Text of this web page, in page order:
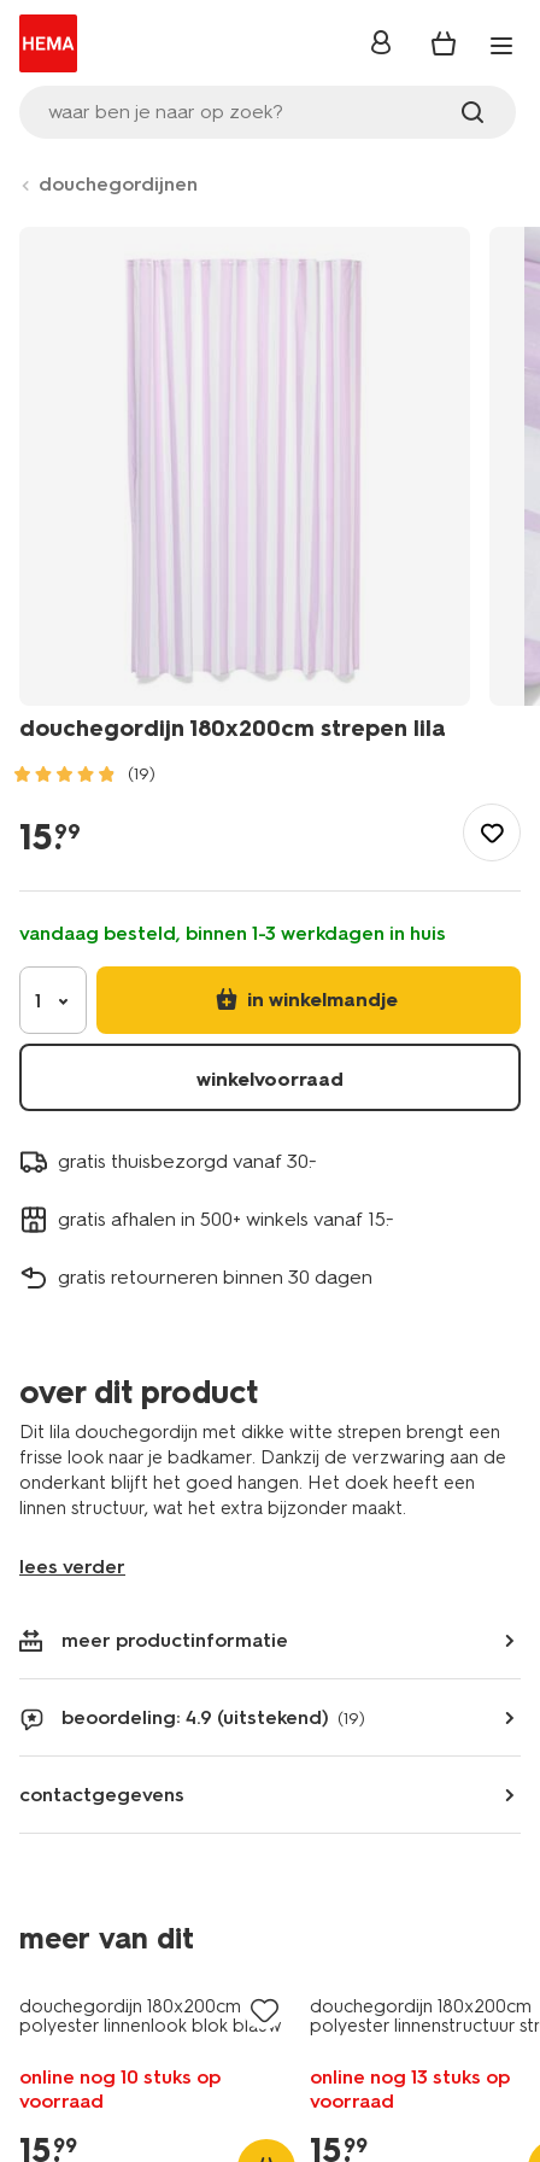
waar ben je naar op zoek?
inloggen
douchegordijnen
douchegordijn 180x200cm strepen lila
(19)
slapen/badkamer/badkamer-
accessoires/douchegordijnen/douchegordijn-
strepen-
-80330058.html
15.
99
vandaag besteld, binnen 1-3 werkdagen in huis
1 in winkelmandje
winkelvoorraad
gratis thuisbezorgd vanaf 30.-
gratis afhalen in 500+ winkels vanaf 15.-
gratis retourneren binnen 30 dagen
over dit product
Dit lila douchegordijn met dikke witte strepen brengt een
frisse look naar je badkamer. Dankzij de verzwaring aan de
onderkant blijft het goed hangen. Het doek heeft een
linnen structuur, wat het extra bijzonder maakt.
lees verder
meer productinformatie
beoordeling: 4.9 (uitstekend) (19)
contactgegevens
meer van dit
douchegordijn 180x200cm
polyester linnenlook blok blauw
online nog 10 stuks op
voorraad
15.
99
douchegordijn 180x200cm
polyester linnenstructuur
online nog 13 stuks op
voorraad
15.
99